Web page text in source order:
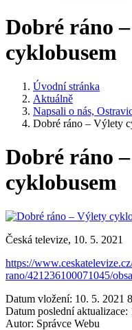
Dobré ráno
cyklobusem
Úvodní stránka
Aktuálně
Napsali o nás,
Dobré ráno – Výlety
Dobré ráno
cyklobusem
Česká televize, 10. 5. 2021
https://
rano/421236100071045/
Datum vložení: 10. 5. 2021
Datum poslední aktualizace:
Autor: Správce Webu